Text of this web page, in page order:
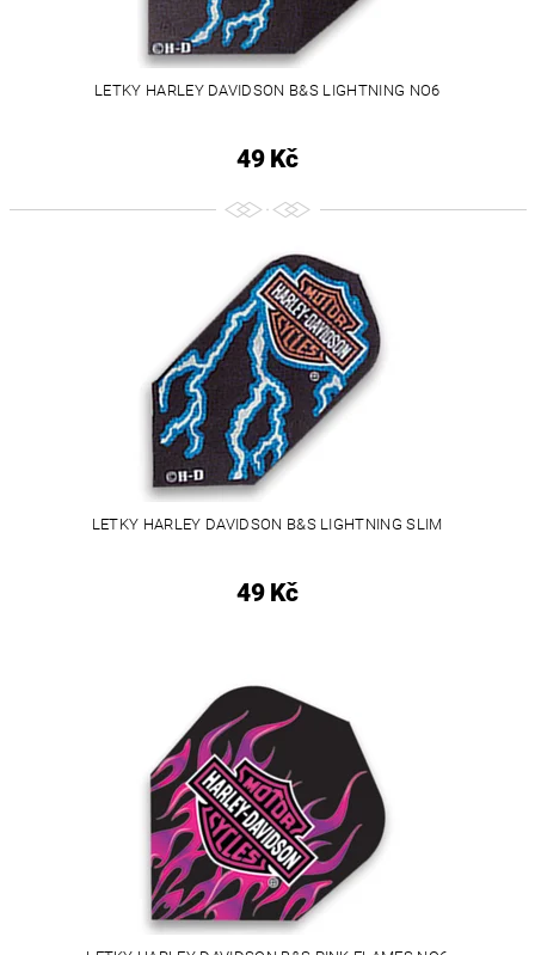
LETKY HARLEY DAVIDSON B&S LIGHTNING NO6
49 Kč
LETKY HARLEY DAVIDSON B&S LIGHTNING SLIM
49 Kč